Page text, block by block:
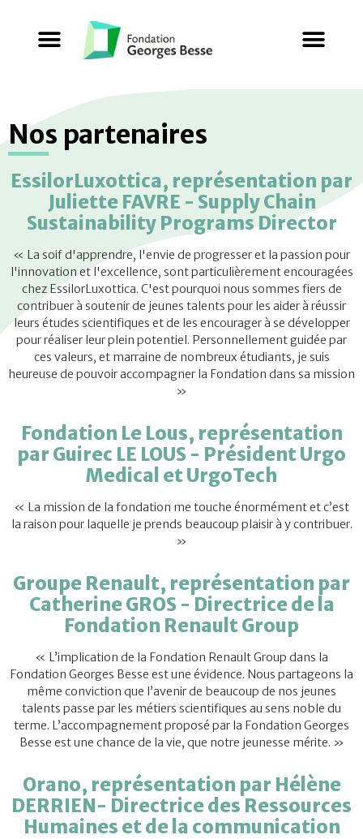
Nos partenaires
EssilorLuxottica, représentation par
Juliette FAVRE - Supply Chain
Sustainability Programs Director
« La soif d'apprendre, l'envie de progresser et la passion pour
l'innovation et l'excellence, sont particulièrement encouragées
chez EssilorLuxottica. C'est pourquoi nous sommes fiers de
contribuer à soutenir de jeunes talents pour les aider à réussir
leurs études scientifiques et de les encourager à se développer
pour réaliser leur plein potentiel. Personnellement guidée par
ces valeurs, et marraine de nombreux étudiants, je suis
heureuse de pouvoir accompagner la Fondation dans sa mission
»
Fondation Le Lous, représentation
par Guirec LE LOUS - Président Urgo
Medical et UrgoTech
« La mission de la fondation me touche énormément et c’est
la raison pour laquelle je prends beaucoup plaisir à y contribuer.
»
Groupe Renault, représentation par
Catherine GROS - Directrice de la
Fondation Renault Group
« L’implication de la Fondation Renault Group dans la
Fondation Georges Besse est une évidence. Nous partageons la
même conviction que l’avenir de beaucoup de nos jeunes
talents passe par les métiers scientifiques au sens noble du
terme. L’accompagnement proposé par la Fondation Georges
Besse est une chance de la vie, que notre jeunesse mérite. »
Orano, représentation par Hélène
DERRIEN- Directrice des Ressources
Humaines et de la communication